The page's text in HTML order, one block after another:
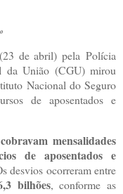
de abril) pela Polícia
da União (CGU) mirou
Nacional do Seguro
de aposentados e
mensalidades
de aposentados e
desvios ocorreram entre
bilhões, conforme as